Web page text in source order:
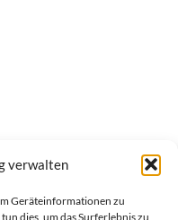
verwalten
Geräteinformationen zu
dies, um das Surferlebnis zu